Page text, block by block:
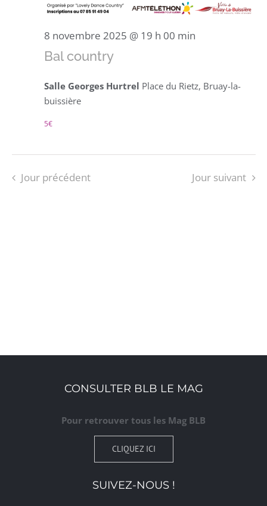
8 novembre 2025 @ 19 h 00 min
Bal country
Salle Georges Hurtrel Place du Rietz, Bruay-la-
buissière
5€
Jour précédent Jour suivant
CONSULTER BLB LE MAG
Pour retrouver tous les Mag BLB
CLIQUEZ ICI
SUIVEZ-NOUS !